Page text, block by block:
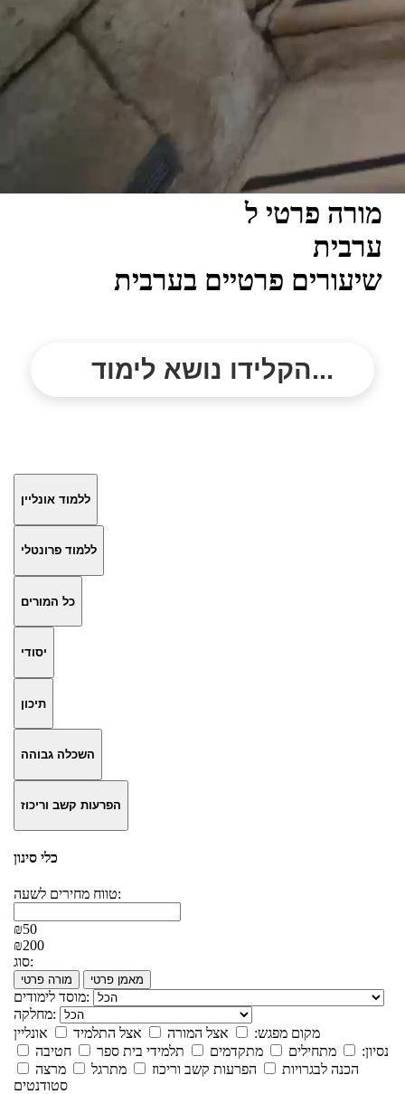
מורה פרטי ל
ערבית
שיעורים פרטיים בערבית
הקלידו נושא לימוד...
ללמוד אונליין
ללמוד פרונטלי
כל המורים
יסודי
תיכון
השכלה גבוהה
הפרעות קשב וריכוז
כלי סינון
טווח מחירים לשעה:
₪50
₪200
סוג:
מורה פרטי מאמן פרטי
מוסד לימודים:
מחלקה:
מקום מפגש:
אצל המורה אצל התלמיד
אונליין
נסיון:
מתחילים מתקדמים תלמידי בית ספר
חטיבה
הכנה לבגרויות
הפרעות קשב וריכוז מתרגל
מרצה
סטודנטים